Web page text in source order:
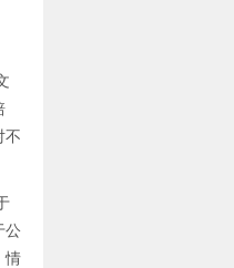
不
公
情